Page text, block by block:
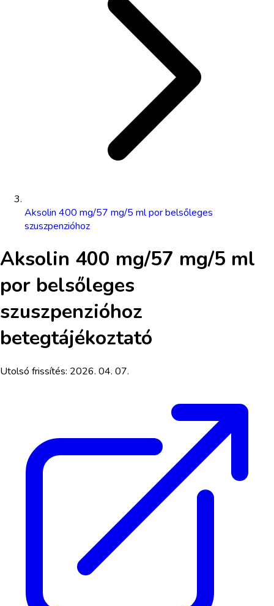
Aksolin 400 mg/57 mg/5 ml por belsőleges
szuszpenzióhoz
Aksolin 400 mg/57 mg/5 ml
por belsőleges
szuszpenzióhoz
betegtájékoztató
Utolsó frissítés: 2026. 04. 07.